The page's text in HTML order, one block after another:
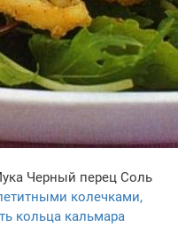
Черный перец Соль
колечками,
кольца кальмара